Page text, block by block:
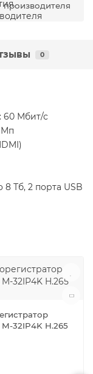
производителя
0
60 Мбит/с
Мп
Тб, 2 порта USB
M-32IP4K H.265